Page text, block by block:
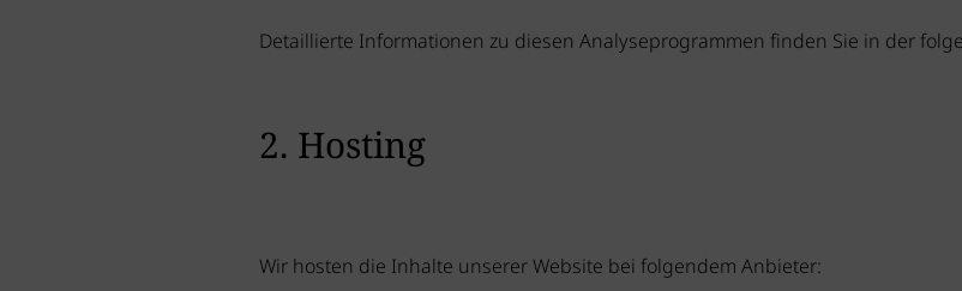
Detaillierte Informationen zu diesen Analyseprogrammen finden Sie in der
2. Hosting
Wir hosten die Inhalte unserer Website bei folgendem Anbieter: